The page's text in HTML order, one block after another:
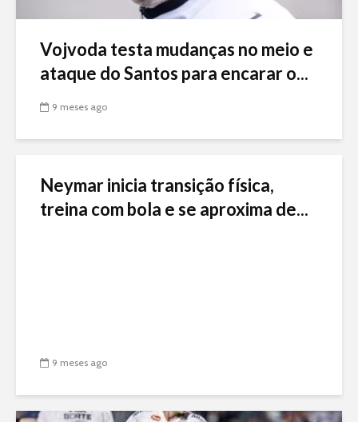
Vojvoda testa mudanças no meio e
ataque do Santos para encarar o...
9 meses ago
Neymar inicia transição física,
treina com bola e se aproxima de...
9 meses ago